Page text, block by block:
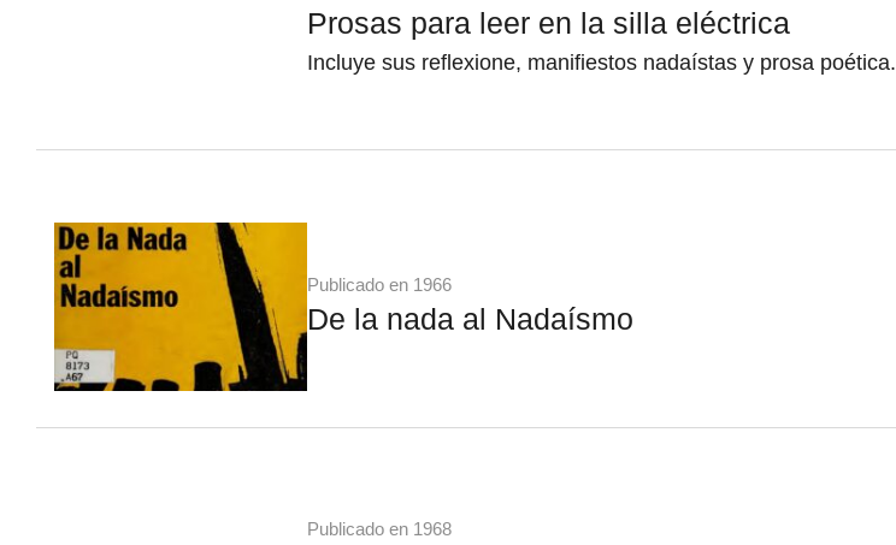
Prosas para leer en la silla eléctrica
Incluye sus reflexione, manifiestos nadaístas y prosa poética.
Publicado en 1966
De la nada al Nadaísmo
Publicado en 1968